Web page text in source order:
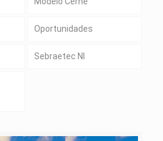
Oportunidades
Sebraetec NI